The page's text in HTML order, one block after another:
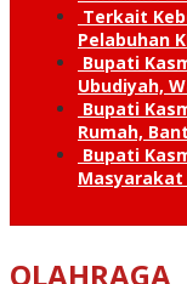
Terkait
Pelabuhan
Bupati
Ubudiyah,
Bupati
Rumah,
Bupati
OLAHRAGA